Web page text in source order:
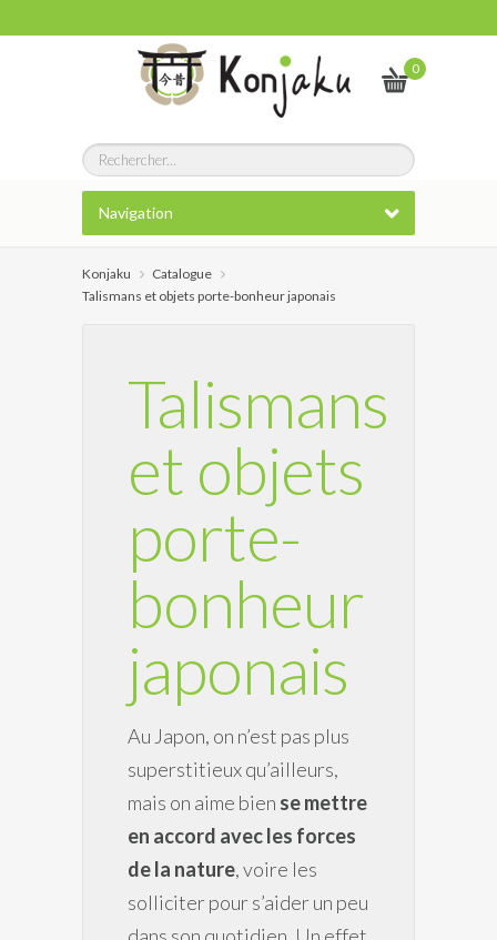
0
Navigation
Konjaku
Catalogue
Talismans et objets porte-bonheur japonais
Talismans
et objets
porte-
bonheur
japonais
Au Japon, on n’est pas plus
superstitieux qu’ailleurs,
mais on aime bien se mettre
en accord avec les forces
de la nature, voire les
solliciter pour s’aider un peu